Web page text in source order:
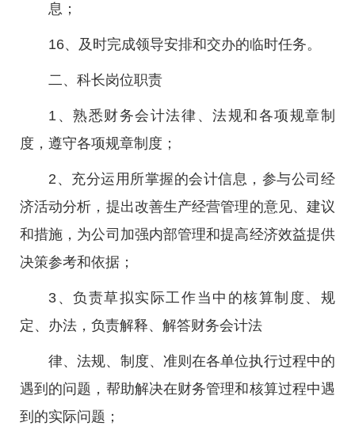
息；
16、及时完成领导安排和交办的临时任务。
二、科长岗位职责
1、熟悉财务会计法律、法规和各项规章制
度，遵守各项规章制度；
2、充分运用所掌握的会计信息，参与公司经
济活动分析，提出改善生产经营管理的意见、建议
和措施，为公司加强内部管理和提高经济效益提供
决策参考和依据；
3、负责草拟实际工作当中的核算制度、规
定、办法，负责解释、解答财务会计法
律、法规、制度、准则在各单位执行过程中的
遇到的问题，帮助解决在财务管理和核算过程中遇
到的实际问题；